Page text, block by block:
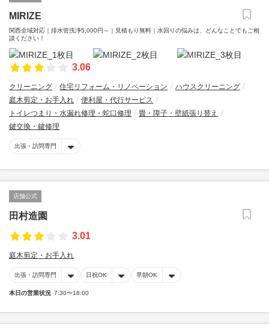
MIRIZE
関西全域対応｜排水管洗浄5,000円～｜見積もり無料｜水回りの悩みは、どんなことでもご相
談ください！
3.06
クリーニング 住宅リフォーム・リノベーション
ハウスクリーニング
庭木剪定・お手入れ
便利屋・代行サービス
トイレつまり・水漏れ修理・蛇口修理
畳・障子・壁紙張り替え
鍵交換・鍵修理
出張・訪問専門
店舗公式
田村造園
3.01
庭木剪定・お手入れ
出張・訪問専門 日祝OK 早朝OK
本日の営業状況 7:30〜18:00